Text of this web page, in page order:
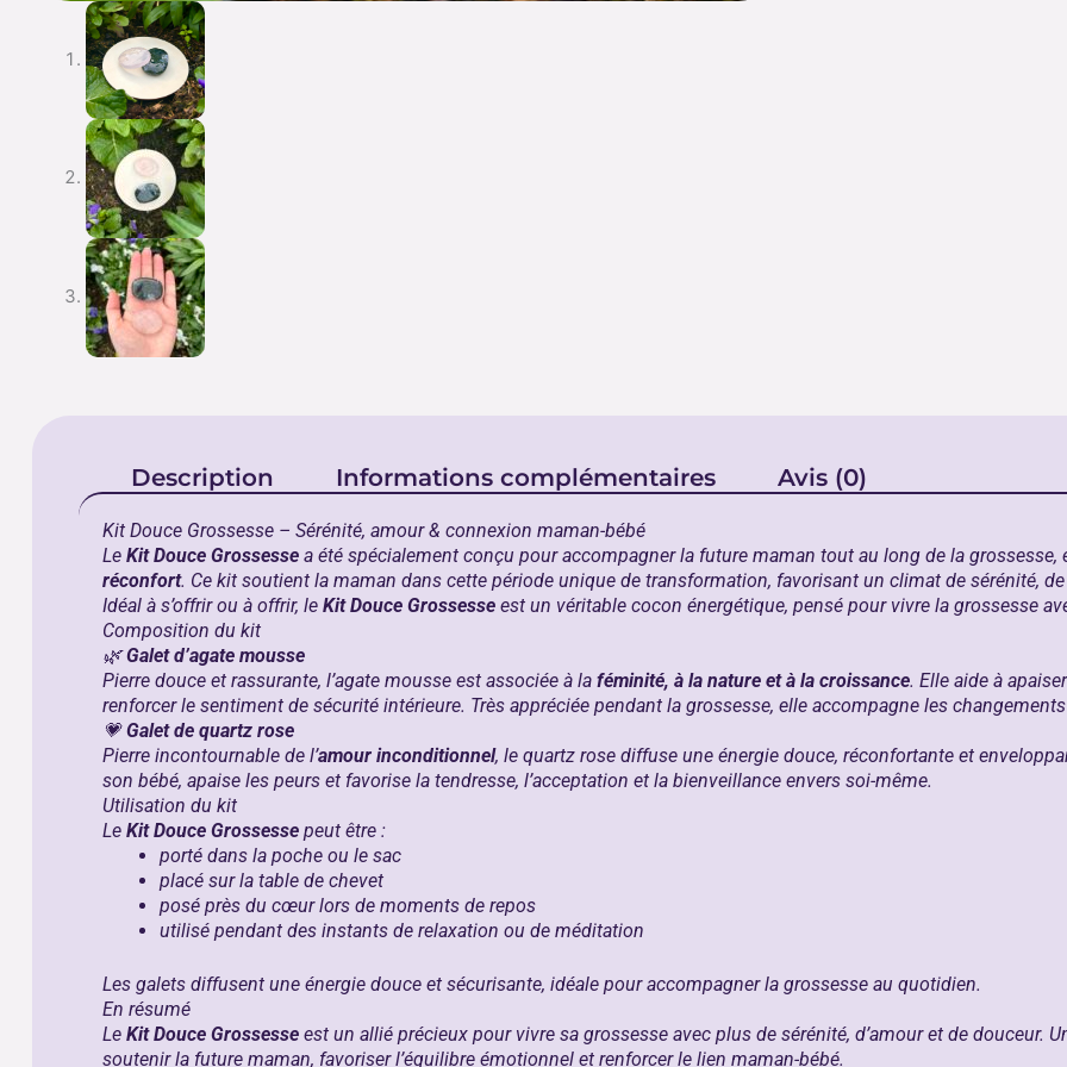
Description Informations complémentaires Avis (0)
Kit Douce Grossesse – Sérénité, amour & connexion maman-bébé
Le Kit Douce Grossessea été spécialement conçu pour accompagner la future maman tout au long de la grossesse,
réconfort. Ce kit soutient la maman dans cette période unique de transformation, favorisant un climat de sérénité,
Idéal à s’offrir ou à offrir, le Kit Douce Grossesseest un véritable cocon énergétique, pensé pour vivre la grossesse
Composition du kit
🌿Galet d’agate mousse
Pierre douce et rassurante, l’agate mousse est associée à la féminité, à la nature et à la croissance. Elle aide à
renforcer le sentiment de sécurité intérieure. Très appréciée pendant la grossesse, elle accompagne les
💗Galet de quartz rose
Pierre incontournable de l’amour inconditionnel, le quartz rose diffuse une énergie douce, réconfortante et
son bébé, apaise les peurs et favorise la tendresse, l’acceptation et la bienveillance envers soi-même.
Utilisation du kit
Le Kit Douce Grossessepeut être :
porté dans la poche ou le sac
placé sur la table de chevet
posé près du cœur lors de moments de repos
utilisé pendant des instants de relaxation ou de méditation
Les galets diffusent une énergie douce et sécurisante, idéale pour accompagner la grossesse au quotidien.
En résumé
Le Kit Douce Grossesseest un allié précieux pour vivre sa grossesse avec plus de sérénité, d’amour et de douceur.
soutenir la future maman, favoriser l’équilibre émotionnel et renforcer le lien maman-bébé.